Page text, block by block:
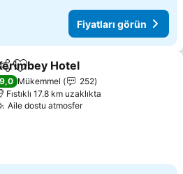
Fiyatları görün
Favorilerime ekle
Hotel
9,0 Mükemmel
252
Fıstıklı 17.8 km uzaklıkta
Aile dostu atmosfer